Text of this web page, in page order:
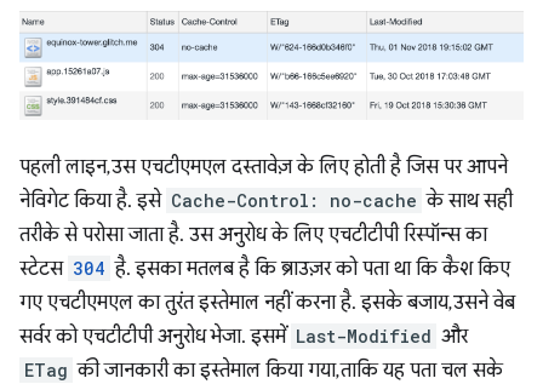
पहली लाइन, उस एचटीएमएल दस्तावेज़ के लिए होती है जिस पर आपने
नेविगेट किया है. इसे Cache-Control: no-cache के साथ सही
तरीके से परोसा जाता है. उस अनुरोध के लिए एचटीटीपी रिस्पॉन्स का
स्टेटस 304 है. इसका मतलब है कि ब्राउज़र को पता था कि कैश किए
गए एचटीएमएल का तुरंत इस्तेमाल नहीं करना है. इसके बजाय, उसने वेब
सर्वर को एचटीटीपी अनुरोध भेजा. इसमें Last-Modified और
ETag की जानकारी का इस्तेमाल किया गया, ताकि यह पता चल सके